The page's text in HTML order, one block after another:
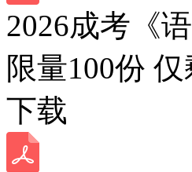
2026成考《
限量100份 仅
下载